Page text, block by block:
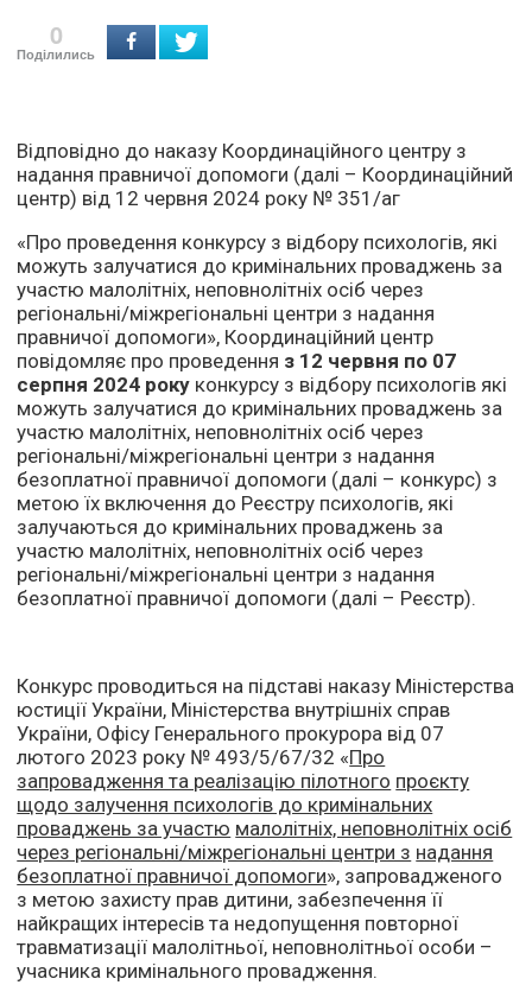
0
Поділились
Відповідно до наказу Координаційного центру з
надання правничої допомоги (далі – Координаційний
центр) від 12 червня 2024 року № 351/аг
«Про проведення конкурсу з відбору психологів, які
можуть залучатися до кримінальних проваджень за
участю малолітніх, неповнолітніх осіб через
регіональні/міжрегіональні центри з надання
правничої допомоги», Координаційний центр
повідомляє про проведення з 12 червня по 07
серпня 2024 року конкурсу з відбору психологів які
можуть залучатися до кримінальних проваджень за
участю малолітніх, неповнолітніх осіб через
регіональні/міжрегіональні центри з надання
безоплатної правничої допомоги (далі – конкурс) з
метою їх включення до Реєстру психологів, які
залучаються до кримінальних проваджень за
участю малолітніх, неповнолітніх осіб через
регіональні/міжрегіональні центри з надання
безоплатної правничої допомоги (далі – Реєстр).
Конкурс проводиться на підставі наказу Міністерства
юстиції України, Міністерства внутрішніх справ
України, Офісу Генерального прокурора від 07
лютого 2023 року № 493/5/67/32 «Про
запровадження та реалізацію пілотного проєкту
щодо залучення психологів до кримінальних
проваджень за участю малолітніх, неповнолітніх осіб
через регіональні/міжрегіональні центри з надання
безоплатної правничої допомоги», запровадженого
з метою захисту прав дитини, забезпечення її
найкращих інтересів та недопущення повторної
травматизації малолітньої, неповнолітньої особи –
учасника кримінального провадження.